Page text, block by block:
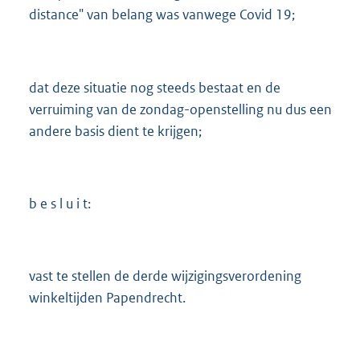
distance" van belang was vanwege Covid 19;
dat deze situatie nog steeds bestaat en de
verruiming van de zondag-openstelling nu dus een
andere basis dient te krijgen;
b e s l u i t:
vast te stellen de derde wijzigingsverordening
winkeltijden Papendrecht.